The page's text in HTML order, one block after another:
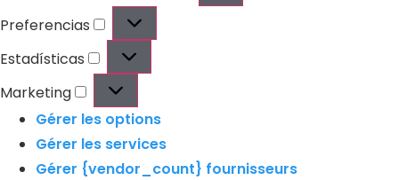
Preferencias
Estadísticas
Marketing
Gérer les options
Gérer les services
Gérer {vendor_count} fournisseurs